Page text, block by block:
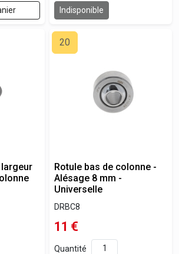
Indisponible
20
Rotule bas de colonne -
Alésage 8 mm -
Universelle
DRBC8
11 €
Quantité